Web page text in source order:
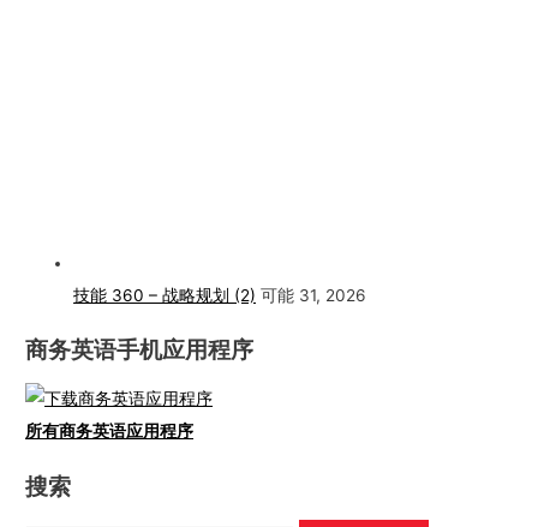
技能 360 – 战略规划 (2) 可能 31, 2026
商务英语手机应用程序
所有商务英语应用程序
搜索